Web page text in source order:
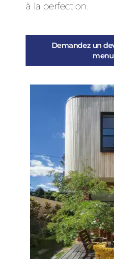
à la perfection.
Demandez un